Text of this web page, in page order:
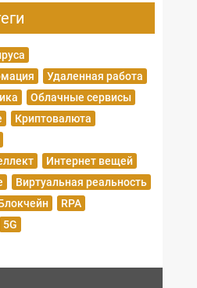
Удаленная работа
Облачные сервисы
Криптовалюта
Интернет вещей
Виртуальная реальность
RPA
5G